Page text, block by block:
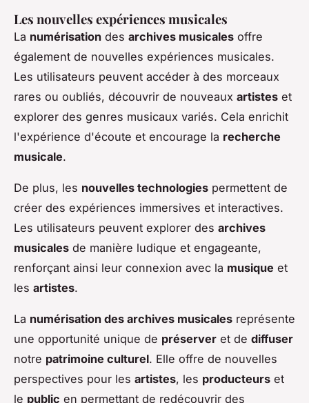
Les nouvelles expériences musicales
La numérisation des archives musicales offre
également de nouvelles expériences musicales.
Les utilisateurs peuvent accéder à des morceaux
rares ou oubliés, découvrir de nouveaux artistes et
explorer des genres musicaux variés. Cela enrichit
l'expérience d'écoute et encourage la recherche
musicale.
De plus, les nouvelles technologies permettent de
créer des expériences immersives et interactives.
Les utilisateurs peuvent explorer des archives
musicales de manière ludique et engageante,
renforçant ainsi leur connexion avec la musique et
les artistes.
La numérisation des archives musicales représente
une opportunité unique de préserver et de diffuser
notre patrimoine culturel. Elle offre de nouvelles
perspectives pour les artistes, les producteurs et
le public en permettant de redécouvrir des